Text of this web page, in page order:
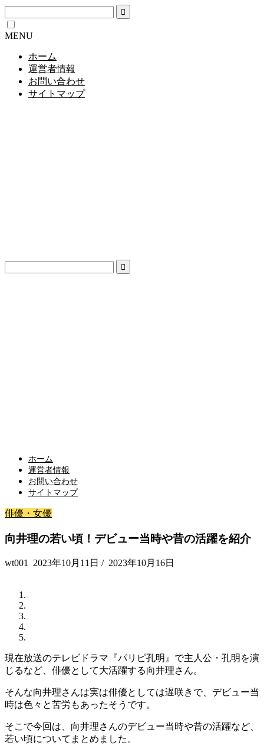
MENU
ホーム
運営者情報
お問い合わせ
サイトマップ
ホーム
運営者情報
お問い合わせ
サイトマップ
俳優・女優
向井理の若い頃！デビュー当時や昔の活躍を紹介
wt001 2023年10月11日 / 2023年10月16日
現在放送のテレビドラマ『パリピ孔明』で主人公・孔明を演
じるなど、俳優として大活躍する向井理さん。
そんな向井理さんは実は俳優としては遅咲きで、デビュー当
時は色々と苦労もあったそうです。
そこで今回は、向井理さんのデビュー当時や昔の活躍など、
若い頃についてまとめました。